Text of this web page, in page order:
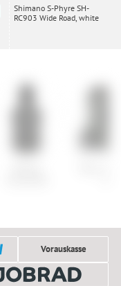
Shimano S-Phyre SH-
RC903 Wide Road, white
Vorauskasse